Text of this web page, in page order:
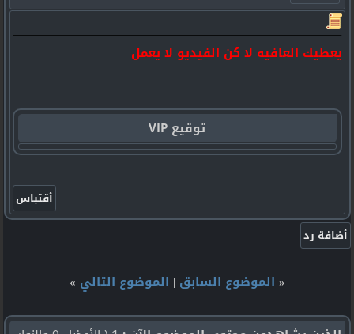
يعطيك العافيه لا كن الفيديو لا يعمل
توقيع VIP
« الموضوع السابق | الموضوع التالي »